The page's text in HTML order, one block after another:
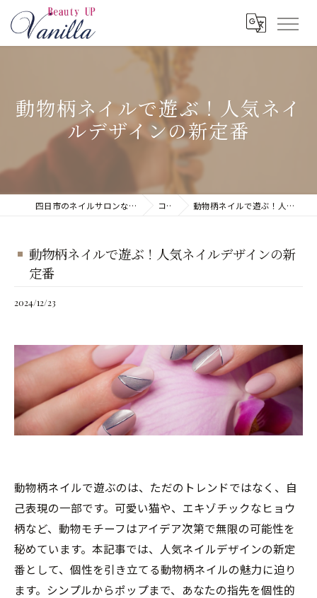
動物柄ネイルで遊ぶ！人気ネイ
ルデザインの新定番
四日市のネイルサロンならネイルサロン Vanilla コラム 動物柄ネイルで遊ぶ！人気ネイルデザインの新定番
動物柄ネイルで遊ぶ！人気ネイルデザインの新
定番
2024/12/23
動物柄ネイルで遊ぶのは、ただのトレンドではなく、自
己表現の一部です。可愛い猫や、エキゾチックなヒョウ
柄など、動物モチーフはアイデア次第で無限の可能性を
秘めています。本記事では、人気ネイルデザインの新定
番として、個性を引き立てる動物柄ネイルの魅力に迫り
ます。シンプルからポップまで、あなたの指先を個性的